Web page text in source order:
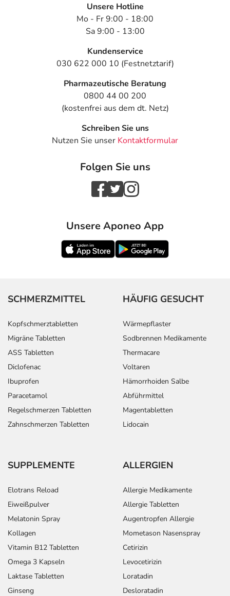
Unsere Hotline
Mo - Fr 9:00 - 18:00
Sa 9:00 - 13:00
Kundenservice
030 622 000 10 (Festnetztarif)
Pharmazeutische Beratung
0800 44 00 200
(kostenfrei aus dem dt. Netz)
Schreiben Sie uns
Nutzen Sie unser Kontaktformular
Folgen Sie uns
Unsere Aponeo App
SCHMERZMITTEL
Kopfschmerztabletten
Migräne Tabletten
ASS Tabletten
Diclofenac
Ibuprofen
Paracetamol
Regelschmerzen Tabletten
Zahnschmerzen Tabletten
HÄUFIG GESUCHT
Wärmepflaster
Sodbrennen Medikamente
Thermacare
Voltaren
Hämorrhoiden Salbe
Abführmittel
Magentabletten
Lidocain
SUPPLEMENTE
Elotrans Reload
Eiweißpulver
Melatonin Spray
Kollagen
Vitamin B12 Tabletten
Omega 3 Kapseln
Laktase Tabletten
Ginseng
ALLERGIEN
Allergie Medikamente
Allergie Tabletten
Augentropfen Allergie
Mometason Nasenspray
Cetirizin
Levocetirizin
Loratadin
Desloratadin